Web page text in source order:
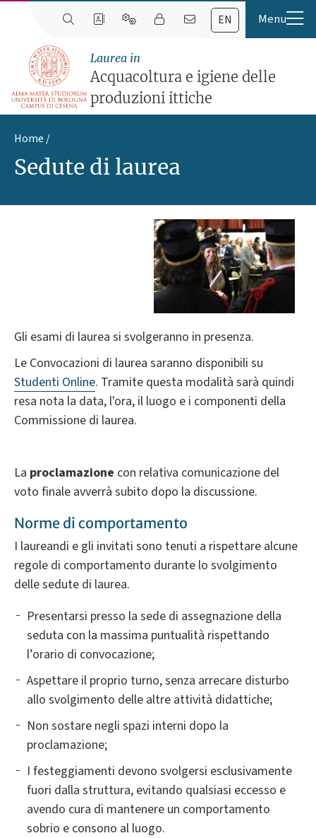
EN
Laurea in
Acquacoltura e igiene delle
produzioni ittiche
Home
Sedute di laurea
Gli esami di laurea si svolgeranno in presenza.
Le Convocazioni di laurea saranno disponibili su
Studenti Online. Tramite questa modalità sarà quindi
resa nota la data, l'ora, il luogo e i componenti della
Commissione di laurea.
La proclamazione con relativa comunicazione del
voto finale avverrà subito dopo la discussione.
Norme di comportamento
I laureandi e gli invitati sono tenuti a rispettare alcune
regole di comportamento durante lo svolgimento
delle sedute di laurea.
Presentarsi presso la sede di assegnazione della
seduta con la massima puntualità rispettando
l’orario di convocazione;
Aspettare il proprio turno, senza arrecare disturbo
allo svolgimento delle altre attività didattiche;
Non sostare negli spazi interni dopo la
proclamazione;
I festeggiamenti devono svolgersi esclusivamente
fuori dalla struttura, evitando qualsiasi eccesso e
avendo cura di mantenere un comportamento
sobrio e consono al luogo.